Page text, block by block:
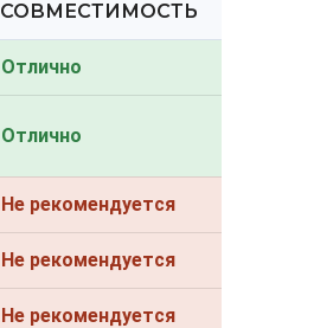
СОВМЕСТИМОСТЬ
Отлично
Отлично
Не рекомендуется
Не рекомендуется
Не рекомендуется